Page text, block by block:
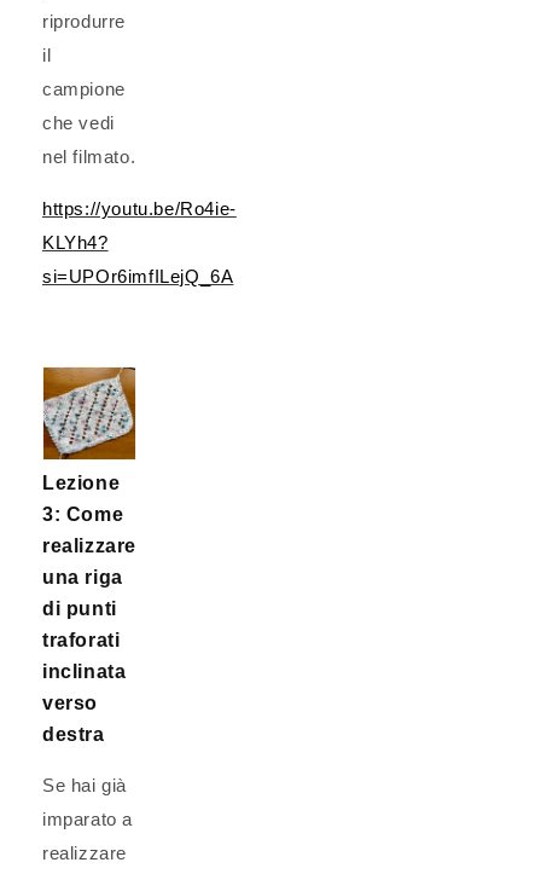
riprodurre
il
campione
che vedi
nel filmato.
https://youtu.be/Ro4ie-
KLYh4?
si=UPOr6imfILejQ_6A
Lezione
3: Come
realizzare
una riga
di punti
traforati
inclinata
verso
destra
Se hai già
imparato a
realizzare